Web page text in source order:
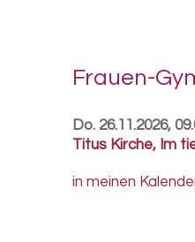
Frauen-​
Do. 26.11.2026,
Titus Kirche, Im
in meinen